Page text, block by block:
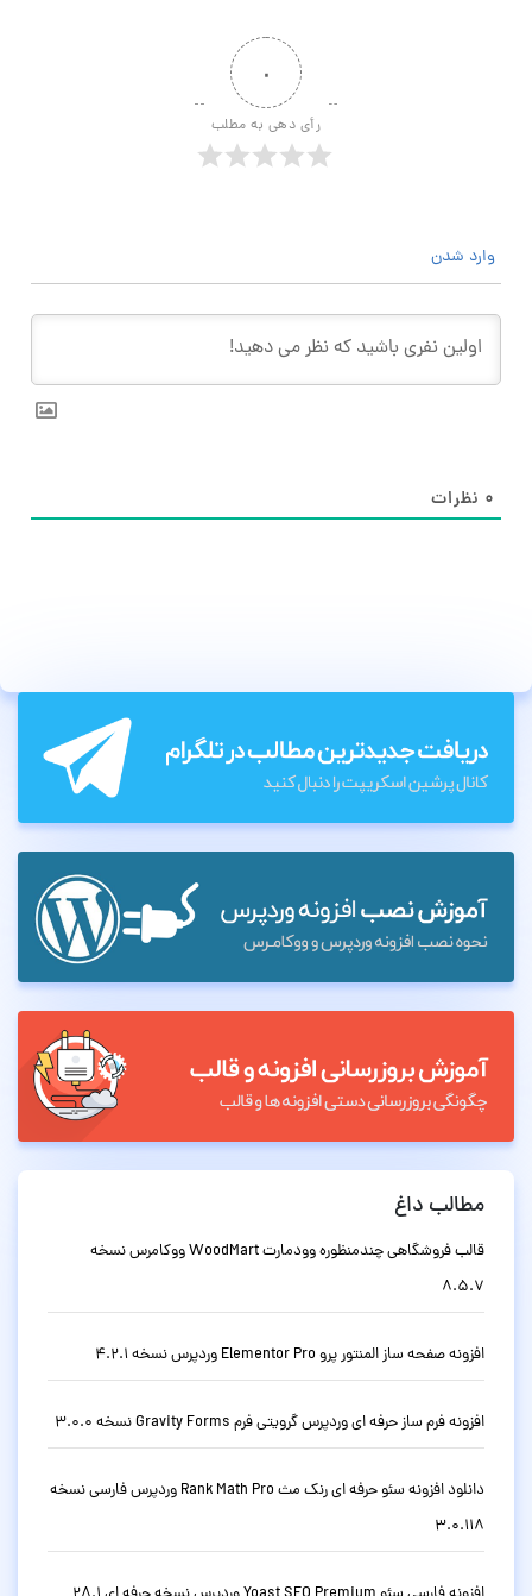
۰
رأی دهی به مطلب
وارد شدن
۰ نظرات
مطالب داغ
قالب فروشگاهی چندمنظوره وودمارت WoodMart ووکامرس نسخه
8.5.7
افزونه صفحه ساز المنتور پرو Elementor Pro وردپرس نسخه 4.2.1
افزونه فرم ساز حرفه ای وردپرس گرویتی فرم Gravity Forms نسخه 3.0.0
دانلود افزونه سئو حرفه ای رنک مث Rank Math Pro وردپرس فارسی نسخه
3.0.118